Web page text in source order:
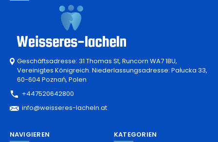
Geschäftsadresse: 31 Thomas St, Runcorn WA7 1BU,
Vereinigtes Königreich. Niederlassungsadresse: Pałucka 33,
60-604 Poznań, Polen
+447520642800
info@weisseres-lacheln.at
NAVIGIEREN
KATEGORIEN